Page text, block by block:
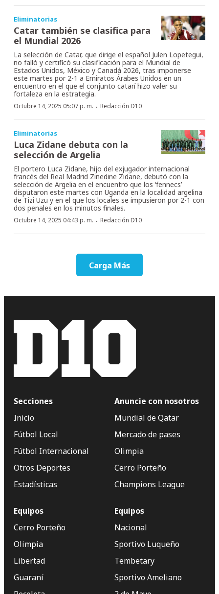
Eliminatorias
Catar también se clasifica para
el Mundial 2026
La selección de Catar, que dirige el español Julen Lopetegui,
no falló y certificó su clasificación para el Mundial de
Estados Unidos, México y Canadá 2026, tras imponerse
este martes por 2-1 a Emiratos Árabes Unidos en un
encuentro en el que el conjunto catarí hizo valer su
fortaleza en la estrategia.
Octubre 14, 2025 05:07 p. m. · Redacción D10
Eliminatorias
Luca Zidane debuta con la
selección de Argelia
El portero Luca Zidane, hijo del exjugador internacional
francés del Real Madrid Zinedine Zidane, debutó con la
selección de Argelia en el encuentro que los ‘fennecs’
disputaron este martes con Uganda en la localidad argelina
de Tizi Uzu y en el que los locales se impusieron por 2-1 con
dos penales en los minutos finales.
Octubre 14, 2025 04:43 p. m. · Redacción D10
Carga Más
Secciones
Inicio
Fútbol Local
Fútbol Internacional
Otros Deportes
Estadísticas
Anuncie con nosotros
Mundial de Qatar
Mercado de pases
Olimpia
Cerro Porteño
Champions League
Equipos
Cerro Porteño
Olimpia
Libertad
Guaraní
Equipos
Nacional
Sportivo Luqueño
Tembetary
Sportivo Ameliano